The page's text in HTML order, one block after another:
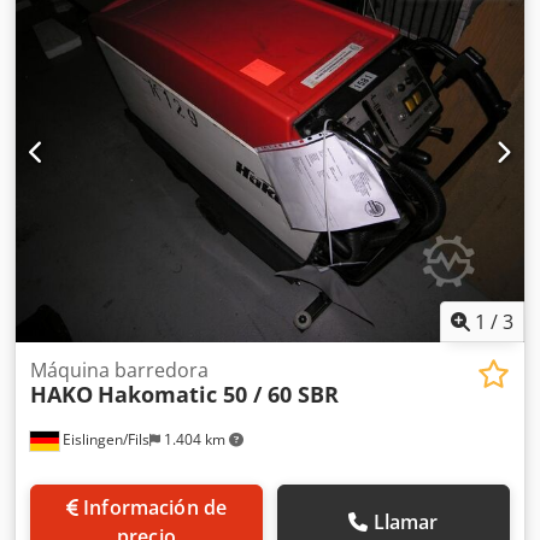
través de una videollamada.
1 /3
Eislingen/Fils 1.404 km
Máquina barredora
HAKO Hakomatic 50 / 60 SBR
Información de
Llamar